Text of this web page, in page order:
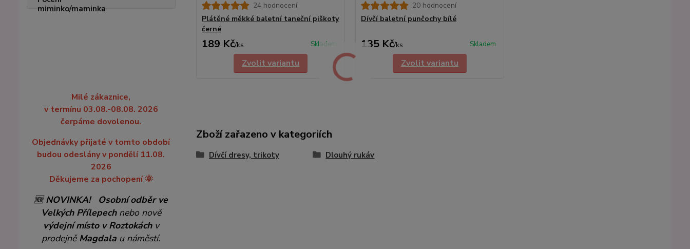
Milé zákaznice,
v termínu 03.08.-08.08. 2026
čerpáme dovolenou.
Objednávky přijaté v tomto období
budou odeslány v pondělí 11.08.
2026
Děkujeme za pochopení 🌞
🆕NOVINKA!
Osobní odběr ve
Velkých Přílepechnebo nově
výdejní místo v Roztokáchv
prodejněMagdala u náměstí.
24 hodnocení
Plátěné měkké baletní taneční piškoty
černé
189 Kč/ks Skladem
Zvolit variantu
20 hodnocení
Dívčí baletní punčochy bílé
135 Kč/ks Skladem
Zvolit variantu
Zboží zařazeno v kategoriích
Dívčí dresy, trikoty Dlouhý rukáv